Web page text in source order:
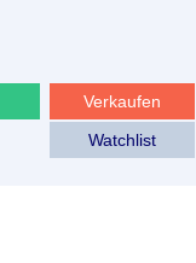
Verkaufen
Watchlist